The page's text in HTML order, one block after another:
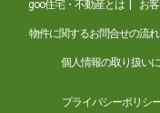
goo住宅・不動産とは お
物件に関するお問合せの流れ
個人情報の取り扱い
プライバシーポリシ